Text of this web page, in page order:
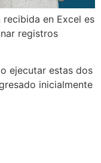
en Excel es
registros
ejecutar estas dos
inicialmente